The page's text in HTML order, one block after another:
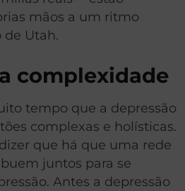
mãos a um ritmo
de Utah.
complexidade
tempo que a depressão
complexas e holísticas.
que há que uma rede
juntos para se
Antes a depressão